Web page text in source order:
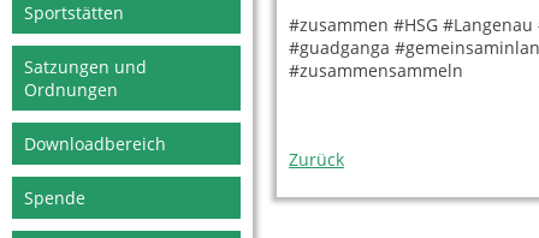
#zusammen #HSG
#guadganga
#zusammensammeln
Zurück
Sportstätten
Satzungen und
Ordnungen
Downloadbereich
Spende